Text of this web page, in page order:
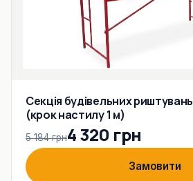
Секція будівельних риштувань
(крок настилу 1 м)
5 184 грн4 320 грн
Замовити